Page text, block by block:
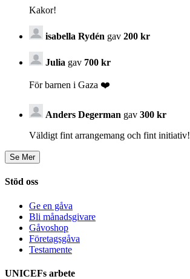
Kakor!
isabella Rydén gav 200 kr
Julia gav 700 kr
För barnen i Gaza ❤️
Anders Degerman gav 300 kr
Väldigt fint arrangemang och fint initiativ!
Stöd oss
Ge en gåva
Bli månadsgivare
Gåvoshop
Företagsgåva
Testamente
UNICEFs arbete